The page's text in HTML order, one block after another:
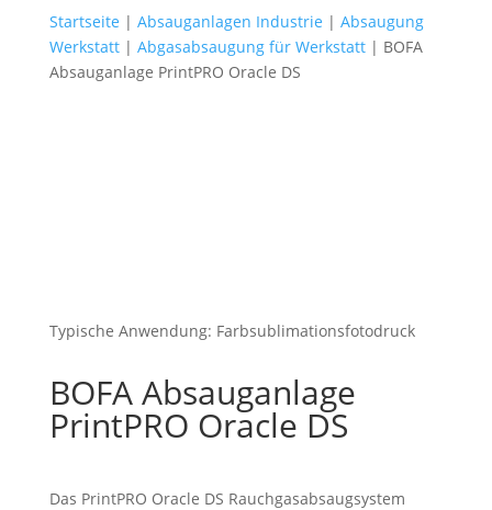
Startseite | Absauganlagen Industrie | Absaugung
Werkstatt| Abgasabsaugung für Werkstatt| BOFA
Absauganlage PrintPRO Oracle DS
Typische Anwendung: Farbsublimationsfotodruck
BOFA Absauganlage
PrintPRO Oracle DS
Das PrintPRO Oracle DS Rauchgasabsaugsystem